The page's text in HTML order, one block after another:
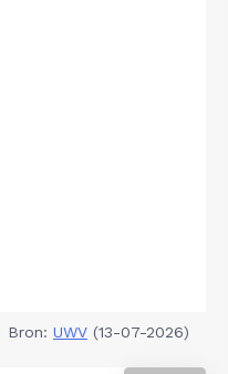
Bron: UWV (13-07-2026)